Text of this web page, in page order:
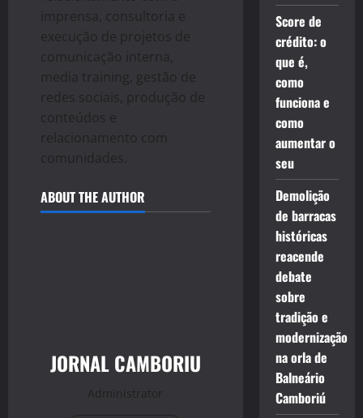
imprensa, consultoria e
execução de projetos de
comunicação interna,
media training, gestão de
redes sociais, produção de
conteúdos e
relacionamento com
comunidades.
ABOUT THE AUTHOR
JORNAL CAMBORIU
Administrator
Score de
crédito: o
que é,
como
funciona e
como
aumentar o
seu
Demolição
de barracas
históricas
reacende
debate
sobre
tradição e
modernização
na orla de
Balneário
Camboriú